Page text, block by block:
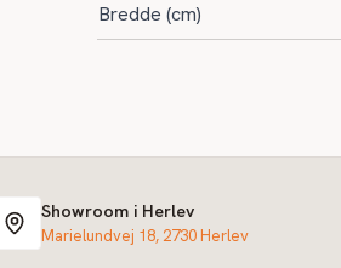
Bredde (cm)
Showroom i Herlev
Marielundvej 18, 2730 Herlev